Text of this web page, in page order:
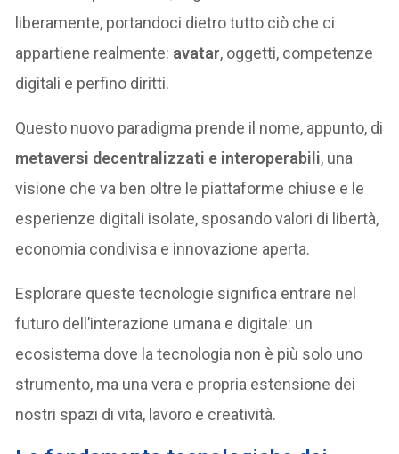
liberamente, portandoci dietro tutto ciò che ci
appartiene realmente: avatar, oggetti, competenze
digitali e perfino diritti.
Questo nuovo paradigma prende il nome, appunto, di
metaversi decentralizzati e interoperabili, una
visione che va ben oltre le piattaforme chiuse e le
esperienze digitali isolate, sposando valori di libertà,
economia condivisa e innovazione aperta.
Esplorare queste tecnologie significa entrare nel
futuro dell’interazione umana e digitale: un
ecosistema dove la tecnologia non è più solo uno
strumento, ma una vera e propria estensione dei
nostri spazi di vita, lavoro e creatività.